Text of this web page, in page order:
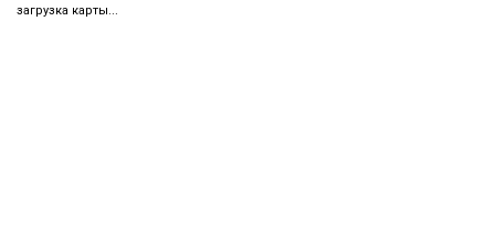
загрузка карты...